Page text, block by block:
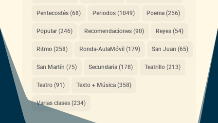
Pentecostés(68) Periodos(1049) Poema(256)
Popular(246) Recomendaciones(90) Reyes(54)
Ritmo(258) Ronda-AulaMóvil (179) San Juan (65)
San Martín (75) Secundaria(178) Teatrillo(213)
Teatro(91) Texto + Música(358)
Varias clases(234)